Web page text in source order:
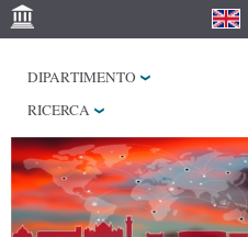
LABORATORI
BIBLIOTECHE
SERVIZI
DIPARTIMENTO
RICERCA